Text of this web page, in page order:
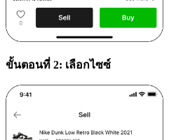
ขั้นตอนที่ 2: เลือกไซซ์